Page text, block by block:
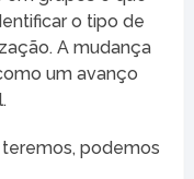
o tipo de
A mudança
um avanço
podemos